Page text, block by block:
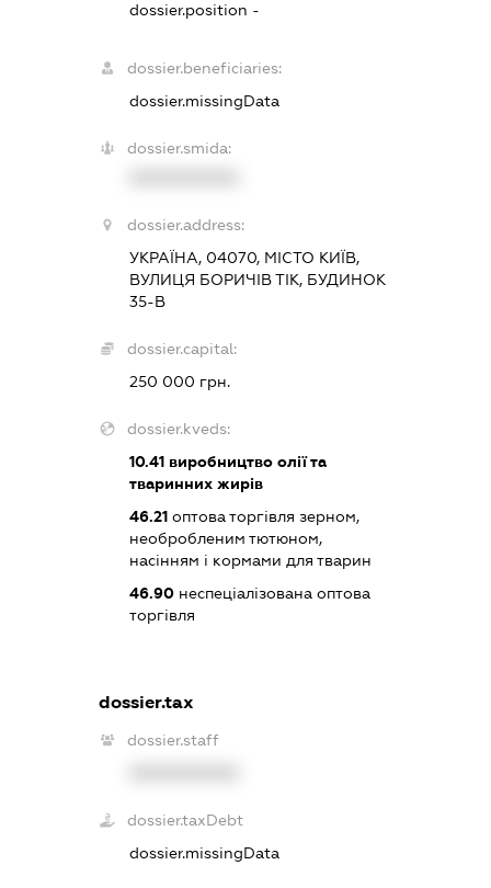
dossier.position -
dossier.beneficiaries:
dossier.missingData
dossier.smida:
dossier.address:
УКРАЇНА, 04070, МІСТО КИЇВ,
ВУЛИЦЯ БОРИЧІВ ТІК, БУДИНОК
35-В
dossier.capital:
250 000 грн.
dossier.kveds:
10.41 виробництво олії та
тваринних жирів
46.21 оптова торгівля зерном,
необробленим тютюном,
насінням і кормами для тварин
46.90 неспеціалізована оптова
торгівля
dossier.tax
dossier.staff
dossier.taxDebt
dossier.missingData